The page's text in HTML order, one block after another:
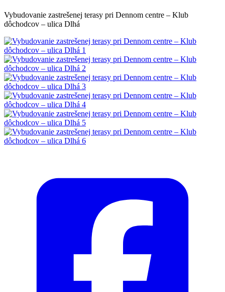
Vybudovanie zastrešenej terasy pri Dennom centre – Klub
dôchodcov – ulica Dlhá